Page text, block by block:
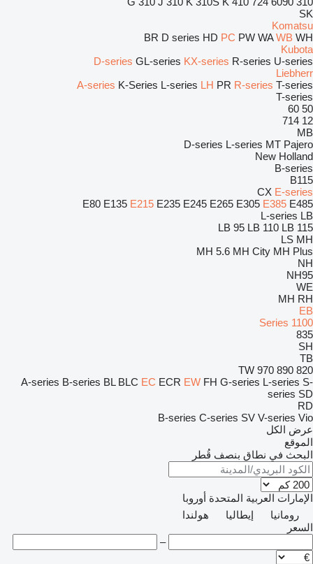
SK
Komatsu
BR D series HD PC PW WA WB WH
Kubota
D-series GL-series KX-series R-series U-series
Liebherr
A-series K-Series L-series LH PR R-series T-series
T-series
50
60
12
714
MB
D-series L-series MT Pajero
New Holland
B-series
B115
CX E-series
E80 E135 E215 E235 E245 E265 E305 E385 E485
L-series LB
LB 95 LB 110 LB 115
LS MH
MH 5.6 MH City MH Plus
NH
NH95
WE
MH RH
EB
1100 Series
835
SH
TB
820
890
970
TW
A-series B-series BL BLC EC ECR EW FH G-series L-series S-
series SD
RD
B-series C-series SV V-series Vio
عرض الكل
الموقع
البحث في نطاق بنصف قُطر
الإمارات العربية المتحدة أوروبا
رومانيا
إيطاليا
هولندا
السعر
–